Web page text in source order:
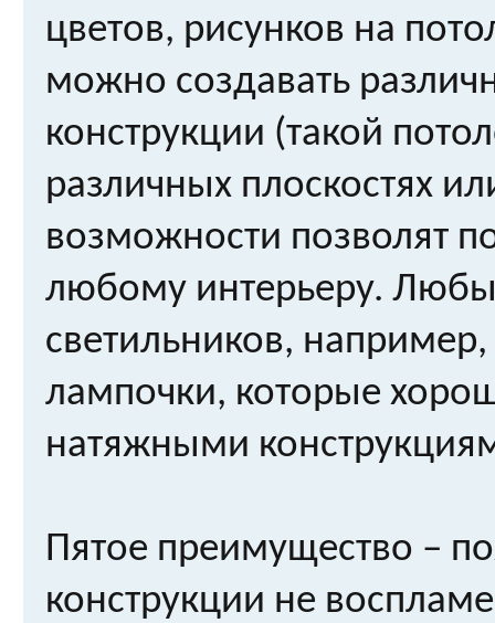
цветов, рисунков на
можно создавать
конструкции (такой
различных плоскостях
возможности позволят
любому интерьеру.
светильников,
лампочки, которые
натяжными
Пятое преимущество –
конструкции не